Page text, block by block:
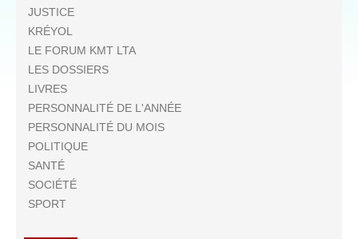
JUSTICE
KRÉYOL
LE FORUM KMT LTA
LES DOSSIERS
LIVRES
PERSONNALITÉ DE L'ANNÉE
PERSONNALITÉ DU MOIS
POLITIQUE
SANTÉ
SOCIÉTÉ
SPORT